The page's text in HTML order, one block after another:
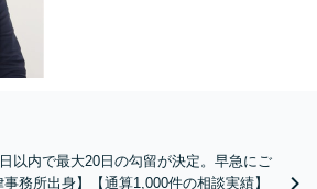
以内で最大20日の勾留が決定。早急にご
務所出身】【通算1,000件の相談実績】